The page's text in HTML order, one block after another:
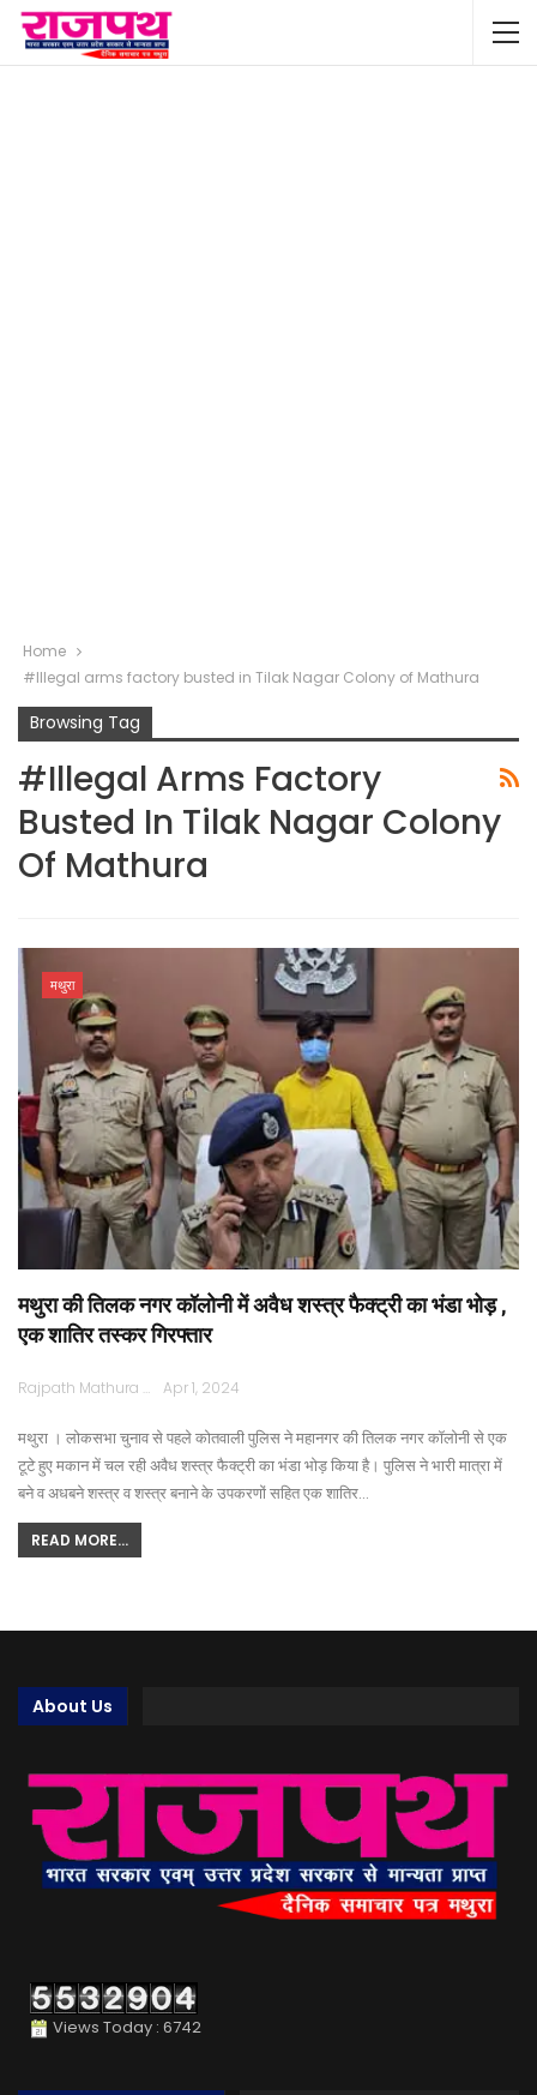
Home
#Illegal arms factory busted in Tilak Nagar Colony of Mathura
Browsing Tag
#Illegal Arms Factory
Busted In Tilak Nagar Colony
Of Mathura
मथुरा
मथुरा की तिलक नगर कॉलोनी में अवैध शस्त्र फैक्ट्री का भंडा भोड़ ,
एक शातिर तस्कर गिरफ्तार
Rajpath Mathura Apr 1, 2024
मथुरा । लोकसभा चुनाव से पहले कोतवाली पुलिस ने महानगर की तिलक नगर कॉलोनी से एक
टूटे हुए मकान में चल रही अवैध शस्त्र फैक्ट्री का भंडा भोड़ किया है। पुलिस ने भारी मात्रा में
बने व अधबने शस्त्र व शस्त्र बनाने के उपकरणों सहित एक शातिर…
READ MORE...
About Us
Views Today : 6742